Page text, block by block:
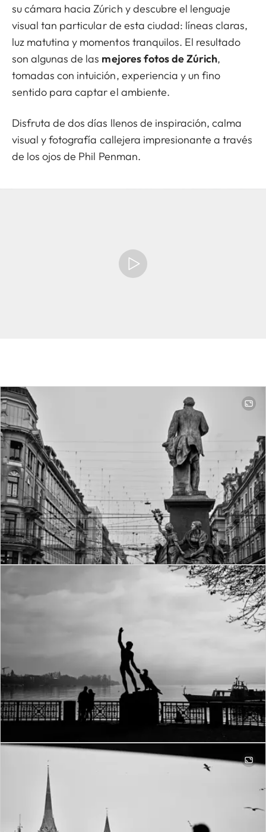
su cámara hacia Zúrich y descubre el lenguaje
visual tan particular de esta ciudad: líneas claras,
luz matutina y momentos tranquilos. El resultado
son algunas de las mejores fotos de Zúrich,
tomadas con intuición, experiencia y un fino
sentido para captar el ambiente.
Disfruta de dos días llenos de inspiración, calma
visual y fotografía callejera impresionante a través
de los ojos de Phil Penman.